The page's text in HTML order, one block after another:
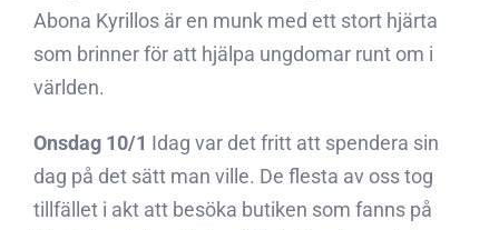
Abona Kyrillos är en munk med ett stort hjärta
som brinner för att hjälpa ungdomar runt om i
världen.
Onsdag 10/1 Idag var det fritt att spendera sin
dag på det sätt man ville. De flesta av oss tog
tillfället i akt att besöka butiken som fanns på